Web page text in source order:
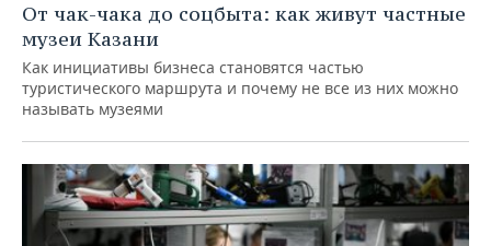
От чак-чака до соцбыта: как живут частные
музеи Казани
Как инициативы бизнеса становятся частью
туристического маршрута и почему не все из них можно
называть музеями